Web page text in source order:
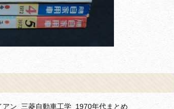
ン_三菱自動車工学_1970年代まとめ